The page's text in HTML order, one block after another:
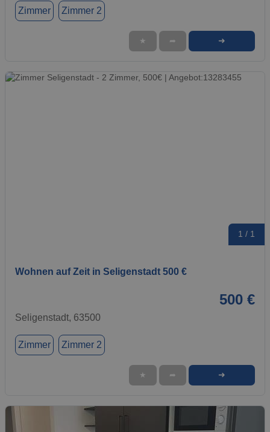
Zimmer Zimmer 2
★ ➦ ➜
1 / 1
Wohnen auf Zeit in Seligenstadt 500 €
500 €
Seligenstadt, 63500
Zimmer Zimmer 2
★ ➦ ➜